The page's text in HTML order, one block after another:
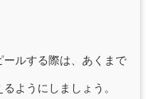
ルする際は、あくまで
ようにしましょう。